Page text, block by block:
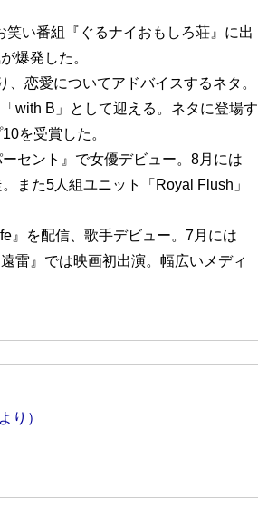
い番組『ぐるナイおもしろ荘』に出
爆発した。
恋愛についてアドバイスするネタ。
with B」として迎える。ネタに登場す
を受賞した。
セント』で女優デビュー。8月には
また5人組ユニット「Royal Flush」
』を配信、歌手デビュー。7月には
雷』では映画初出演。幅広いメディ
り）